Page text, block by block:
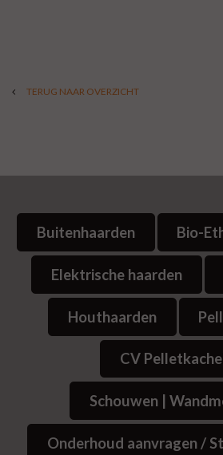
TERUG NAAR OVERZICHT
Buitenhaarden Bio-
Elektrische haarden
Houthaarden
CV
Schouwen |
Onderhoud aanvragen /